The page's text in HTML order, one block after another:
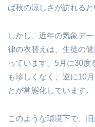
ば秋の涼しさが訪れる
しかし、近年の気象デ
律の衣替えは、生徒の
っています。5月に30度
も珍しくなく、逆に10
とが常態化しています。
このような環境下で、